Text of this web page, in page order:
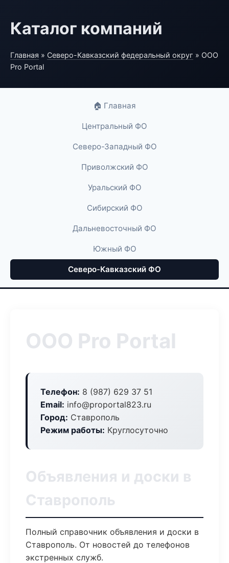
Каталог компаний
Главная » Северо-Кавказский федеральный округ » ООО
Pro Portal
🏠 Главная
Центральный ФО
Северо-Западный ФО
Приволжский ФО
Уральский ФО
Сибирский ФО
Дальневосточный ФО
Южный ФО
Северо-Кавказский ФО
ООО Pro Portal
Телефон: 8 (987) 629 37 51
Email: info@proportal823.ru
Город: Ставрополь
Режим работы: Круглосуточно
Объявления и доски в
Ставрополь
Полный справочник объявления и доски в
Ставрополь. От новостей до телефонов
экстренных служб.